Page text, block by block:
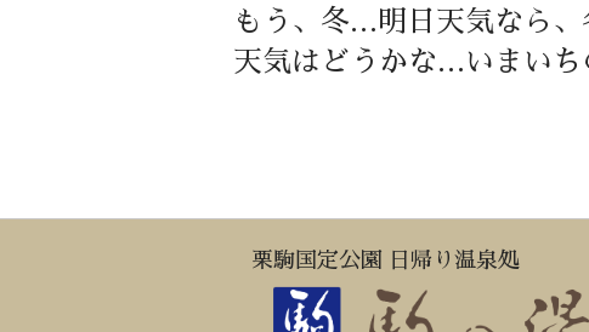
もう、冬…明日天気なら
天気はどうかな…いまい
栗駒国定公園 日帰り温泉処